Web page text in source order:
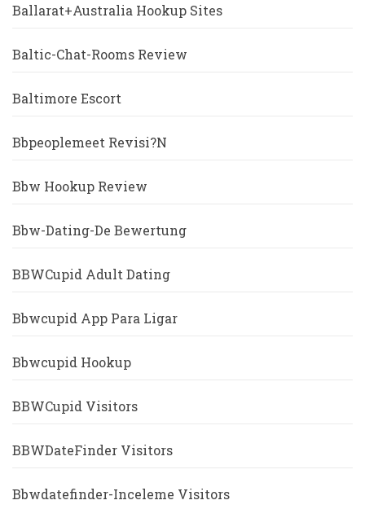
Ballarat+Australia Hookup Sites
Baltic-Chat-Rooms Review
Baltimore Escort
Bbpeoplemeet Revisi?n
Bbw Hookup Review
Bbw-Dating-De Bewertung
BBWCupid Adult Dating
Bbwcupid App Para Ligar
Bbwcupid Hookup
BBWCupid Visitors
BBWDateFinder Visitors
Bbwdatefinder-Inceleme Visitors